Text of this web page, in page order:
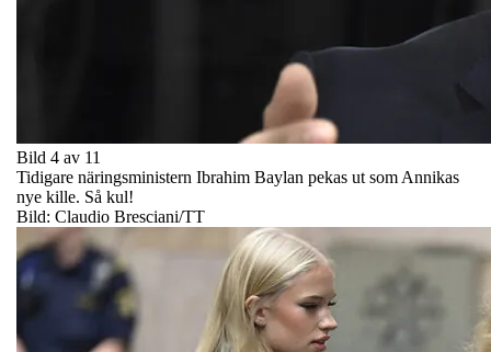
Bild 4 av 11
Tidigare näringsministern Ibrahim Baylan pekas ut som Annikas
nye kille. Så kul!
Bild: Claudio Bresciani/TT